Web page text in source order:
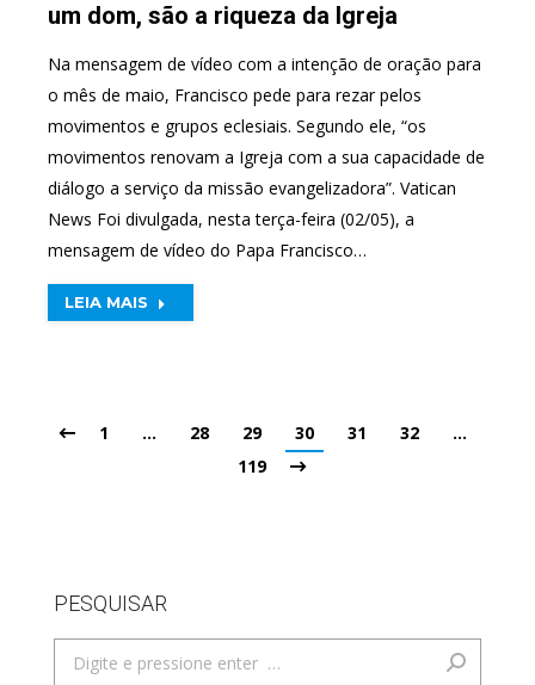
um dom, são a riqueza da Igreja
Na mensagem de vídeo com a intenção de oração para
o mês de maio, Francisco pede para rezar pelos
movimentos e grupos eclesiais. Segundo ele, “os
movimentos renovam a Igreja com a sua capacidade de
diálogo a serviço da missão evangelizadora”. Vatican
News Foi divulgada, nesta terça-feira (02/05), a
mensagem de vídeo do Papa Francisco…
LEIA MAIS
1 … 28 29 30 31 32
…
119
PESQUISAR
Search: